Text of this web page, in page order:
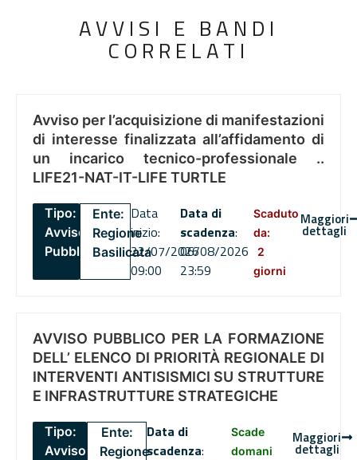
AVVISI E BANDI
CORRELATI
Avviso per l’acquisizione di manifestazioni
di interesse finalizzata all’affidamento di
un incarico tecnico-professionale ..
LIFE21-NAT-IT-LIFE TURTLE
Tipo:
Avviso
Pubblico
Ente:
Regione
Basilicata
Data
inizio:
22/07/2026
09:00
Data di
scadenza:
06/08/2026
23:59
Scaduto
da:
2
giorni
Maggiori
dettagli
AVVISO PUBBLICO PER LA FORMAZIONE
DELL’ ELENCO DI PRIORITÀ REGIONALE DI
INTERVENTI ANTISISMICI SU STRUTTURE
E INFRASTRUTTURE STRATEGICHE
Tipo:
Avviso
Ente:
Regione
Data di
scadenza:
Scade
domani
Maggiori
dettagli